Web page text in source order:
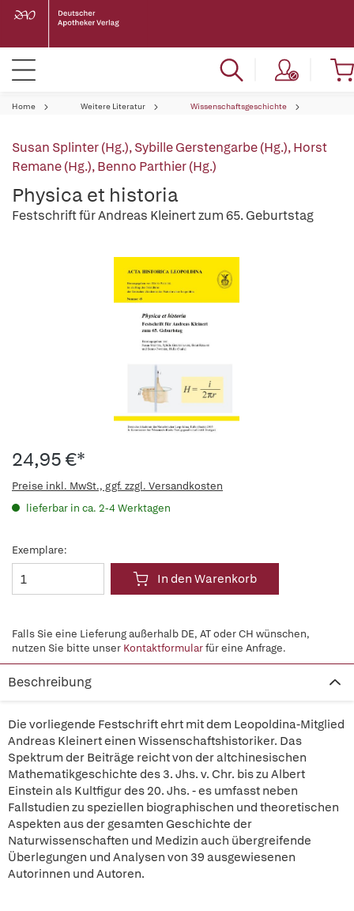
Home Weitere Literatur Wissenschaftsgeschichte
Susan Splinter (Hg.),Sybille Gerstengarbe (Hg.),Horst
Remane (Hg.),Benno Parthier (Hg.)
Physica et historia
Festschrift für Andreas Kleinert zum 65. Geburtstag
24,95 €*
Preise inkl. MwSt., ggf. zzgl. Versandkosten
lieferbar in ca. 2-4 Werktagen
Exemplare:
In den Warenkorb
Falls Sie eine Lieferung außerhalb DE, AT oder CH wünschen,
nutzen Sie bitte unser Kontaktformularfür eine Anfrage.
Beschreibung
Die vorliegende Festschrift ehrt mit dem Leopoldina-Mitglied
Andreas Kleinert einen Wissenschaftshistoriker. Das
Spektrum der Beiträge reicht von der altchinesischen
Mathematikgeschichte des 3. Jhs. v. Chr. bis zu Albert
Einstein als Kultfigur des 20. Jhs. - es umfasst neben
Fallstudien zu speziellen biographischen und theoretischen
Aspekten aus der gesamten Geschichte der
Naturwissenschaften und Medizin auch übergreifende
Überlegungen und Analysen von 39 ausgewiesenen
Autorinnen und Autoren.